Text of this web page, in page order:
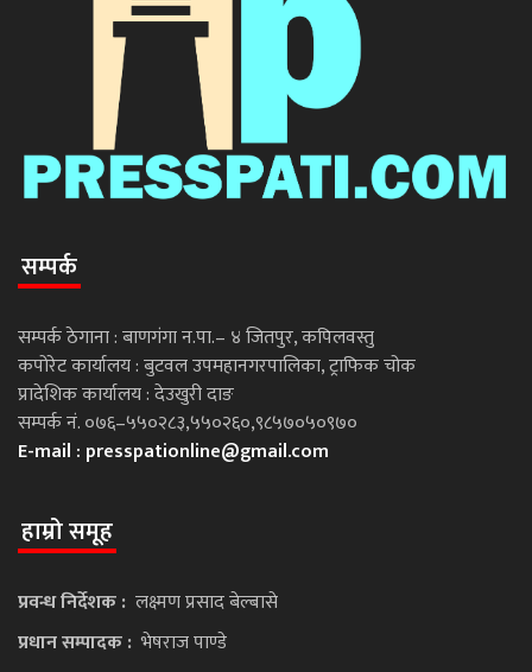
सम्पर्क
सम्पर्क ठेगाना : बाणगंगा न.पा.– ४ जितपुर, कपिलवस्तु
कपोरेट कार्यालय : बुटवल उपमहानगरपालिका, ट्राफिक चोक
प्रादेशिक कार्यालय : देउखुरी दाङ
सम्पर्क नं. ०७६–५५०२८३,५५०२६०,९८५७०५०९७०
E-mail : presspationline@gmail.com
हाम्रो समूह
प्रवन्ध निर्देशक : लक्ष्मण प्रसाद बेल्बासे
प्रधान सम्पादक : भेषराज पाण्डे